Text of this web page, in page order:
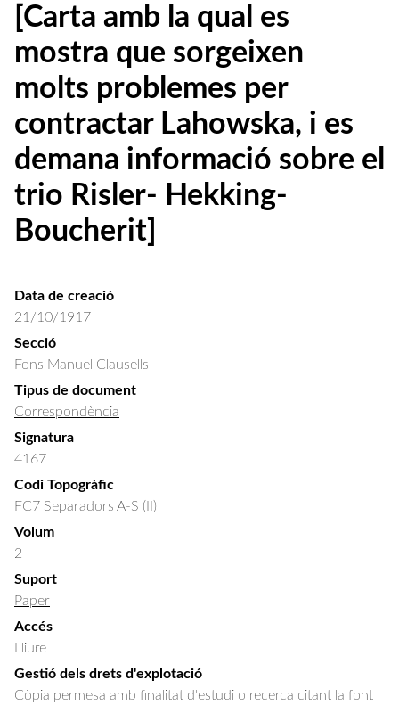
[Carta amb la qual es
mostra que sorgeixen
molts problemes per
contractar Lahowska, i es
demana informació sobre el
trio Risler- Hekking-
Boucherit]
Data de creació
21/10/1917
Secció
Fons Manuel Clausells
Tipus de document
Correspondència
Signatura
4167
Codi Topogràfic
FC7 Separadors A-S (II)
Volum
2
Suport
Paper
Accés
Lliure
Gestió dels drets d'explotació
Còpia permesa amb finalitat d'estudi o recerca citant la font